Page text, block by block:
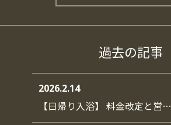
過去の記事
2026.2.14
【日帰り入浴】 料金改定と営…